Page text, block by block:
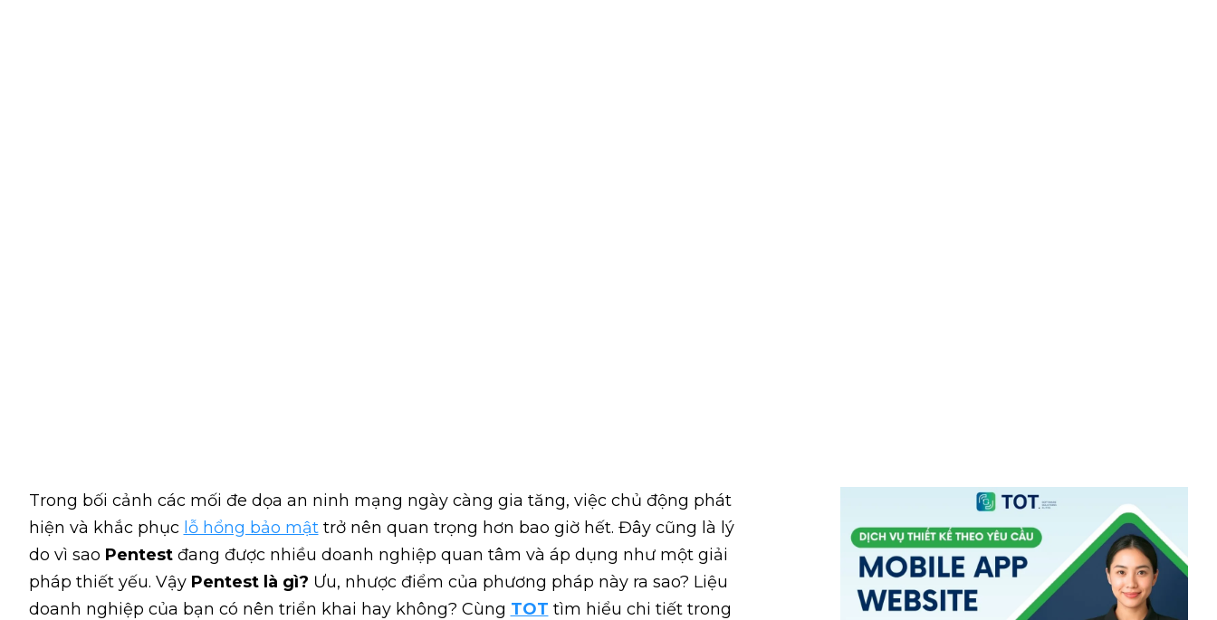
Trong bối cảnh các mối đe dọa an ninh mạng ngày càng gia tăng, việc chủ động phát
hiện và khắc phục lỗ hổng bảo mậttrở nên quan trọng hơn bao giờ hết. Đây cũng là lý
do vì sao Pentestđang được nhiều doanh nghiệp quan tâm và áp dụng như một giải
pháp thiết yếu. Vậy Pentest là gì? Ưu, nhược điểm của phương pháp này ra sao? Liệu
doanh nghiệp của bạn có nên triển khai hay không? Cùng TOT tìm hiểu chi tiết trong